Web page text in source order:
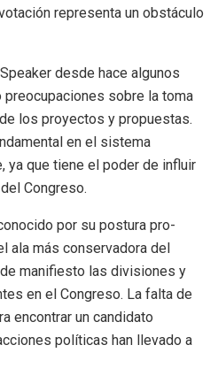
representa un obstáculo
desde hace algunos
sobre la toma
los proyectos y propuestas.
en el sistema
ya que tiene el poder de influir
Congreso.
por su postura pro-
ala más conservadora del
manifiesto las divisiones y
en el Congreso. La falta de
encontrar un candidato
políticas han llevado a